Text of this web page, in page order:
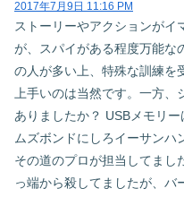
2017年7月9日 11:16 PM
ストーリーやアクションがイ
が、スパイがある程度万能な
の人が多い上、特殊な訓練を
上手いのは当然です。一方、
ありましたか？ USBメモリ
ムズボンドにしろイーサンハ
その道のプロが担当してまし
っ端から殺してましたが、バ